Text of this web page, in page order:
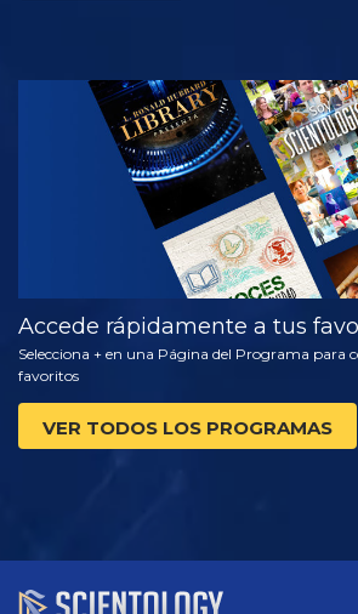
VE
Accede rápidamente a tus
Selecciona + en una Página del Programa para
favoritos
VER TODOS LOS PROGRAMAS